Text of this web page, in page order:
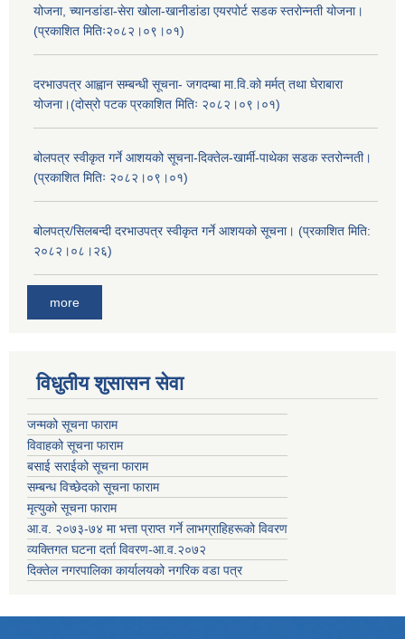
योजना, च्यानडांडा-सेरा खोला-खानीडांडा एयरपोर्ट सडक स्तरोन्नती योजना।
(प्रकाशित मितिः२०८२।०९।०१)
दरभाउपत्र आह्वान सम्बन्धी सूचना- जगदम्बा मा.वि.को मर्मत् तथा घेराबारा
योजना।(दोस्रो पटक प्रकाशित मितिः २०८२।०९।०१)
बोलपत्र स्वीकृत गर्ने आशयको सूचना-दिक्तेल-खार्मी-पाथेका सडक स्तरोन्नती।
(प्रकाशित मितिः २०८२।०९।०१)
बोलपत्र/सिलबन्दी दरभाउपत्र स्वीकृत गर्ने आशयको सूचना। (प्रकाशित मिति:
२०८२।०८।२६)
more
विधुतीय शुसासन सेवा
जन्मको सूचना फाराम
विवाहको सूचना फाराम
बसाई सराईको सूचना फाराम
सम्बन्ध विच्छेदको सूचना फाराम
मृत्युको सूचना फाराम
आ.व. २०७३-७४ मा भत्ता प्राप्त गर्ने लाभग्राहिहरूको विवरण
व्यक्तिगत घटना दर्ता विवरण-आ.व.२०७२
दिक्तेल नगरपालिका कार्यालयको नगरिक वडा पत्र